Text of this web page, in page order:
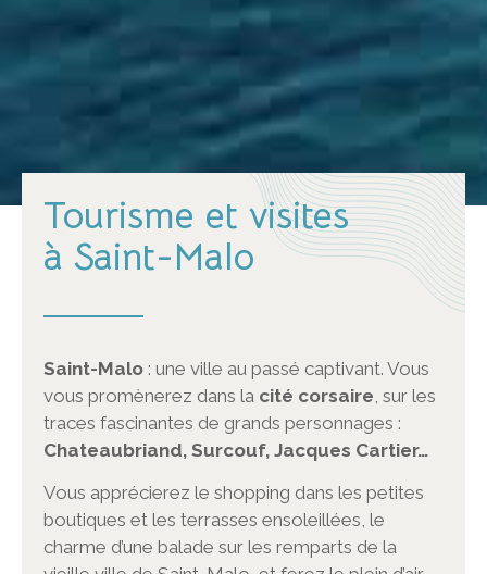
Tourisme et visites
à Saint-Malo
Saint-Malo : une ville au passé captivant. Vous
vous promènerez dans la cité corsaire , sur les
traces fascinantes de grands personnages :
Chateaubriand, Surcouf, Jacques Cartier…
Vous apprécierez le shopping dans les petites
boutiques et les terrasses ensoleillées, le
charme d’une balade sur les remparts de la